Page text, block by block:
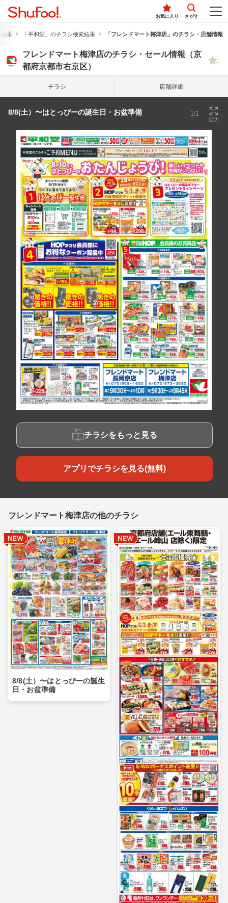
お気に入り さがす
結果 「平和堂」のチラシ検索結果 「フレンドマート梅津店」のチラシ・店舗情報
フレンドマート梅津店のチラシ・セール情報（京
都府京都市右京区）
チラシ 店舗詳細
8/8(土）〜はとっぴーの誕生日・お盆準備 1/1
拡大
チラシをもっと見る
アプリでチラシを見る(無料)
フレンドマート梅津店の他のチラシ
8/8(土）〜はとっぴーの誕生
日・お盆準備